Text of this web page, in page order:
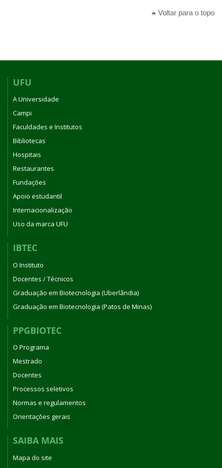
Voltar para o topo
UFU
A Universidade
Campi
Faculdades e Institutos
Bibliotecas
Hospitais
Restaurantes
Fundações
Apoio estudantil
Internacionalização
Uso da marca UFU
IBTEC
O Instituto
Docentes / Técnicos
Graduação em Biotecnologia (Uberlândia)
Graduação em Biotecnologia (Patos de Minas)
PPGBIOTEC
O Programa
Mestrado
Docentes
Processos seletivos
Normas e regulamentos
Orientações gerais
SAIBA MAIS
Mapa do site